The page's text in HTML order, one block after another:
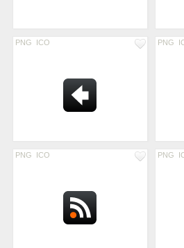
PNG ICO PNG
PNG ICO PNG